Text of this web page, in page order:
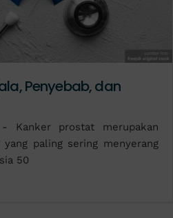
Penyebab, dan
Kanker prostat merupakan
paling sering menyerang
50